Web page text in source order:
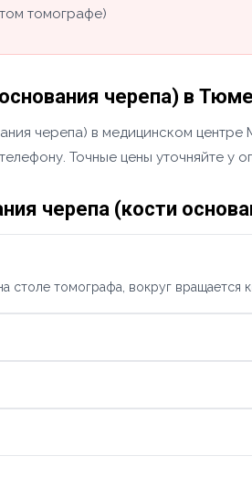
томографе)
черепа) в
черепа) в медицинском
Точные цены уточняйте
черепа (кости
томографа, вокруг